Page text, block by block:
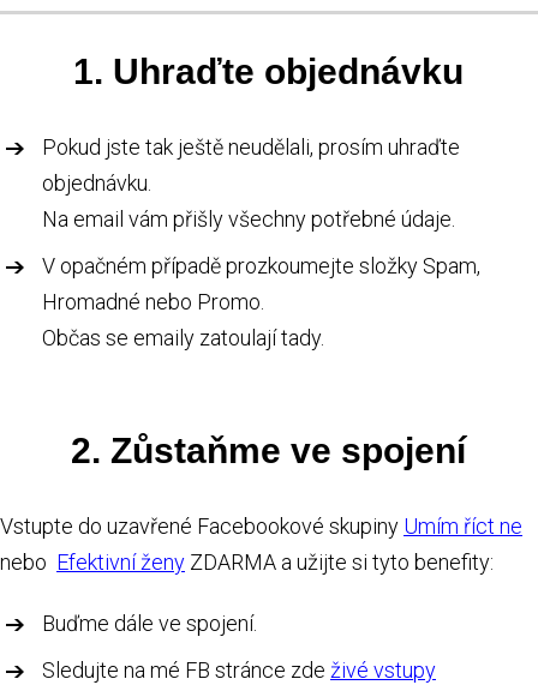
1. Uhraďte objednávku
Pokud jste tak ještě neudělali, prosím uhraďte
objednávku.
Na email vám přišly všechny potřebné údaje.
V opačném případě prozkoumejte složky Spam,
Hromadné nebo Promo.
Občas se emaily zatoulají tady.
2. Zůstaňme ve spojení
Vstupte do uzavřené Facebookové skupiny Umím říct ne
nebo Efektivní ženy ZDARMA a užijte si tyto benefity:
Buďme dále ve spojení.
Sledujte na mé FB stránce zde živé vstupy